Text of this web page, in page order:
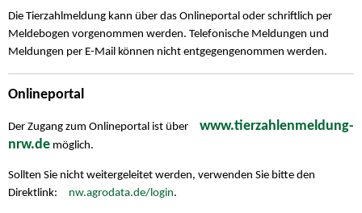
Die Tierzahlmeldung kann über das Onlineportal oder schriftlich per
Meldebogen vorgenommen werden. Telefonische Meldungen und
Meldungen per E-Mail können nicht entgegengenommen werden.
Onlineportal
Der Zugang zum Onlineportal ist über
www.tierzahlenmeldung-
nrw.de möglich.
Sollten Sie nicht weitergeleitet werden, verwenden Sie bitte den
Direktlink:
nw.agrodata.de/login.